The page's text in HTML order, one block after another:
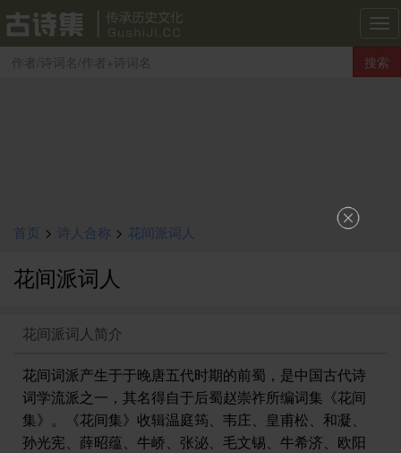
古
诗
集
搜索
首页 > 诗人合称 > 花间派词人
花间派词人
花间派词人简介
花间词派产生于于晚唐五代时期的前蜀，是中国古代诗
词学流派之一，其名得自于后蜀赵崇祚所编词集《花间
集》。《花间集》收辑温庭筠、韦庄、皇甫松、和凝、
孙光宪、薛昭蕴、牛峤、张泌、毛文锡、牛希济、欧阳